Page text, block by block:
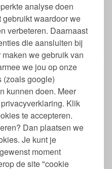
analyse doen
waardoor we
verbeteren. Daarnaast
die aansluiten bij
we gebruik van
we jou op onze
(zoals google)
kunnen doen. Meer
Klik
te accepteren.
Dan plaatsen we
Je kunt je
moment
de site "cookie
Seal Cap - Rise Classic 473
32,
en Flip Seal Sport Cap 355